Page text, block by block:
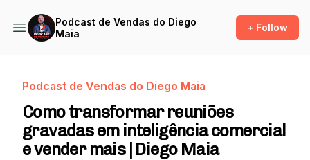
Podcast de Vendas do Diego
Maia
+ Follow
Podcast de Vendas do Diego Maia
Como transformar reuniões
gravadas em inteligência comercial
e vender mais | Diego Maia